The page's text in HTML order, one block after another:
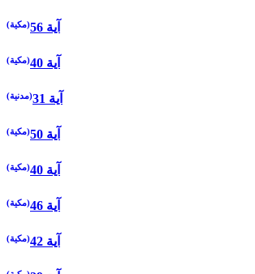
(مكية) 56 آية
(مكية) 40 آية
(مدنية) 31 آية
(مكية) 50 آية
(مكية) 40 آية
(مكية) 46 آية
(مكية) 42 آية